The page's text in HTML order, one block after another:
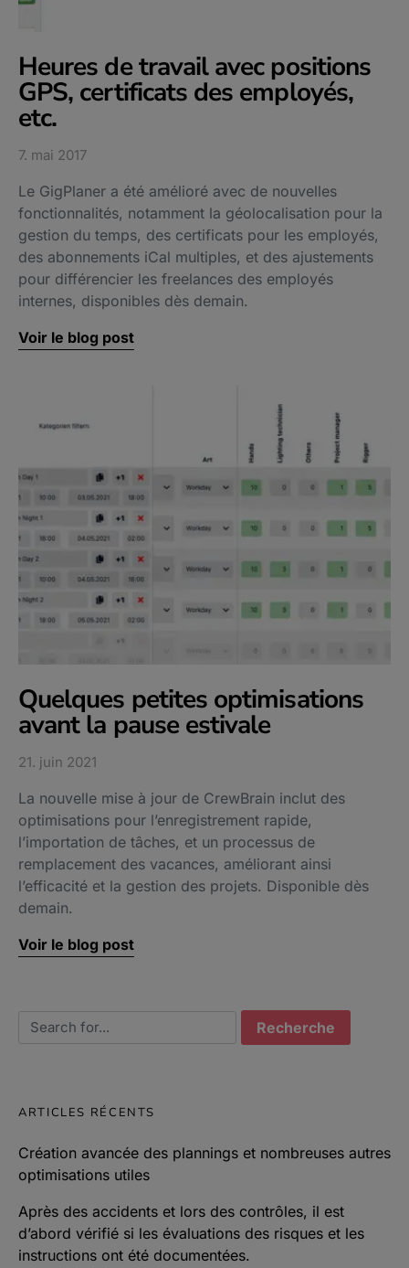
Heures de travail avec positions
GPS, certificats des employés,
etc.
7. mai 2017
Le GigPlaner a été amélioré avec de nouvelles
fonctionnalités, notamment la géolocalisation pour la
gestion du temps, des certificats pour les employés,
des abonnements iCal multiples, et des ajustements
pour différencier les freelances des employés
internes, disponibles dès demain.
Voir le blog post
Quelques petites optimisations
avant la pause estivale
21. juin 2021
La nouvelle mise à jour de CrewBrain inclut des
optimisations pour l’enregistrement rapide,
l’importation de tâches, et un processus de
remplacement des vacances, améliorant ainsi
l’efficacité et la gestion des projets. Disponible dès
demain.
Voir le blog post
Search for:
ARTICLES RÉCENTS
Création avancée des plannings et nombreuses autres
optimisations utiles
Après des accidents et lors des contrôles, il est
d’abord vérifié si les évaluations des risques et les
instructions ont été documentées.